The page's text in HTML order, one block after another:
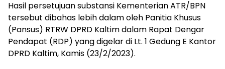
Hasil persetujuan substansi Kementerian ATR/BPN
tersebut dibahas lebih dalam oleh Panitia Khusus
(Pansus) RTRW DPRD Kaltim dalam Rapat Dengar
Pendapat (RDP) yang digelar di Lt. 1 Gedung E Kantor
DPRD Kaltim, Kamis (23/2/2023).